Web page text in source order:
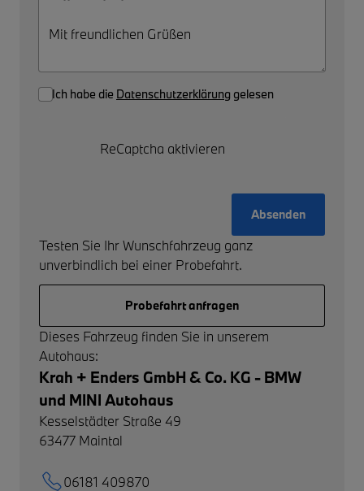
Ich habe die Datenschutzerklärung gelesen
ReCaptcha aktivieren
Absenden
Testen Sie Ihr Wunschfahrzeug ganz
unverbindlich bei einer Probefahrt.
Probefahrt anfragen
Dieses Fahrzeug finden Sie in unserem
Autohaus:
Krah + Enders GmbH & Co. KG - BMW
und MINI Autohaus
Kesselstädter Straße 49
63477 Maintal
06181 409870